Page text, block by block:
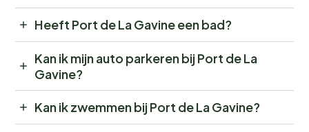
Heeft Port de La Gavine een bad?
Kan ik mijn auto parkeren bij Port de La
Gavine?
Kan ik zwemmen bij Port de La Gavine?